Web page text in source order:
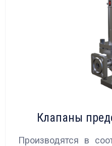
Клапаны
Производятся в